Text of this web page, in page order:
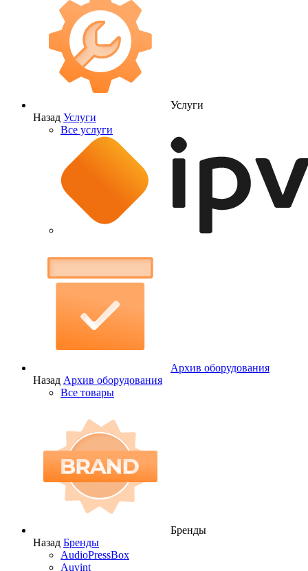
Услуги
Назад Услуги
Все услуги
Архив оборудования
Назад Архив оборудования
Все товары
Бренды
Назад Бренды
AudioPressBox
Auvint